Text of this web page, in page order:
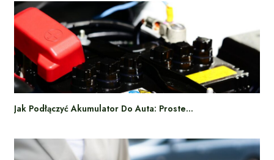
Jak Podłączyć Akumulator Do Auta: Proste…